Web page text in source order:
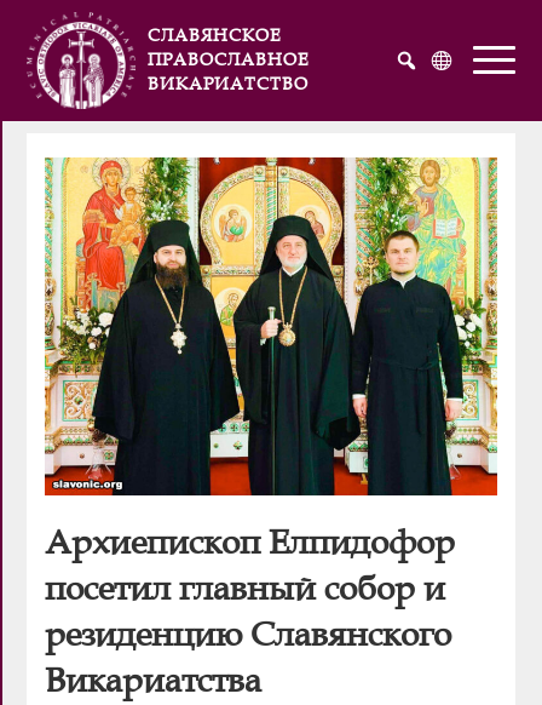
СЛАВЯНСКОЕ
ПРАВОСЛАВНОЕ
ВИКАРИАТСТВО
Архиепископ Елпидофор
посетил главный собор и
резиденцию Славянского
Викариатства